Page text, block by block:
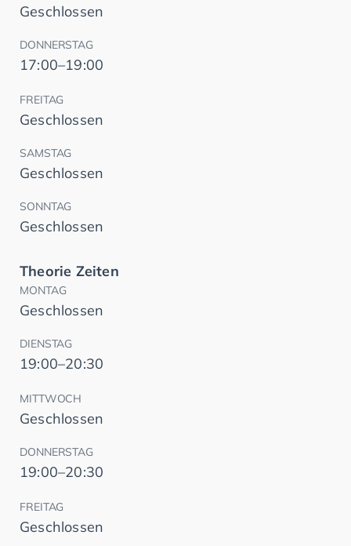
Geschlossen
DONNERSTAG
17:00–19:00
FREITAG
Geschlossen
SAMSTAG
Geschlossen
SONNTAG
Geschlossen
Theorie Zeiten
MONTAG
Geschlossen
DIENSTAG
19:00–20:30
MITTWOCH
Geschlossen
DONNERSTAG
19:00–20:30
FREITAG
Geschlossen